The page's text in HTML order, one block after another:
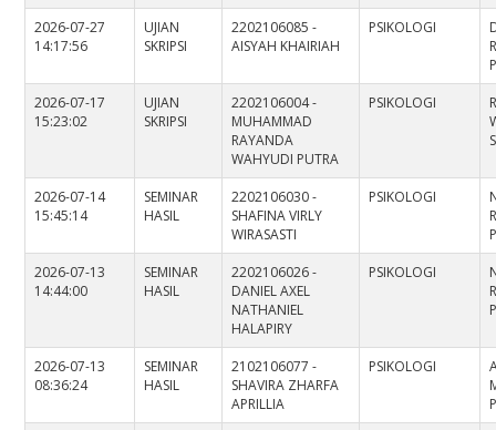
2026-07-27
14:17:56
UJIAN
SKRIPSI
2202106085 -
AISYAH KHAIRIAH
PSIKOLOGI
2026-07-17
15:23:02
UJIAN
SKRIPSI
2202106004 -
MUHAMMAD
RAYANDA
WAHYUDI PUTRA
PSIKOLOGI
2026-07-14
15:45:14
SEMINAR
HASIL
2202106030 -
SHAFINA VIRLY
WIRASASTI
PSIKOLOGI
2026-07-13
14:44:00
SEMINAR
HASIL
2202106026 -
DANIEL AXEL
NATHANIEL
HALAPIRY
PSIKOLOGI
2026-07-13
08:36:24
SEMINAR
HASIL
2102106077 -
SHAVIRA ZHARFA
APRILLIA
PSIKOLOGI